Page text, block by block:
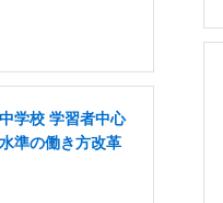
学校 学習者中心
準の働き方改革